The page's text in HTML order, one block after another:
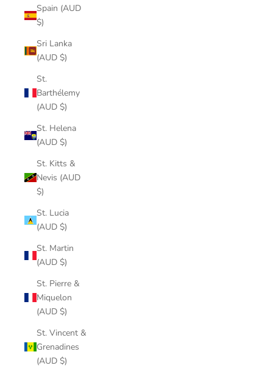
Spain (AUD
$)
Sri Lanka
(AUD $)
St.
Barthélemy
(AUD $)
St. Helena
(AUD $)
St. Kitts &
Nevis (AUD
$)
St. Lucia
(AUD $)
St. Martin
(AUD $)
St. Pierre &
Miquelon
(AUD $)
St. Vincent &
Grenadines
(AUD $)